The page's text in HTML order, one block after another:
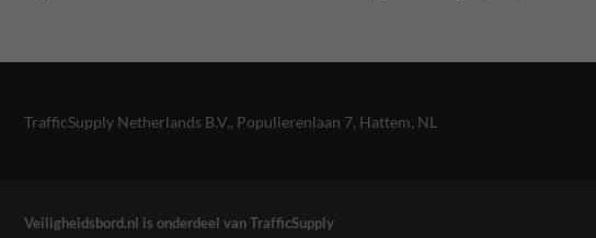
TrafficSupply Netherlands B.V., Populierenlaan 7, Hattem, NL
Veiligheidsbord.nl is onderdeel van TrafficSupply